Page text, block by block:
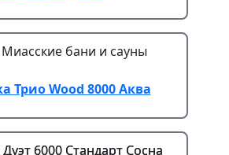
Трио Wood 8000 Аква